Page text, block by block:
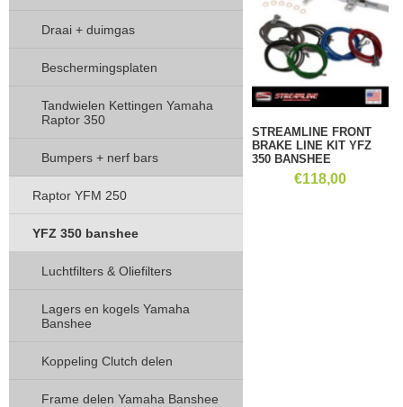
Draai + duimgas
Beschermingsplaten
Tandwielen Kettingen Yamaha
Raptor 350
Bumpers + nerf bars
Raptor YFM 250
YFZ 350 banshee
Luchtfilters & Oliefilters
Lagers en kogels Yamaha
Banshee
Koppeling Clutch delen
Frame delen Yamaha Banshee
STREAMLINE FRONT
BRAKE LINE KIT YFZ
350 BANSHEE
€118,00